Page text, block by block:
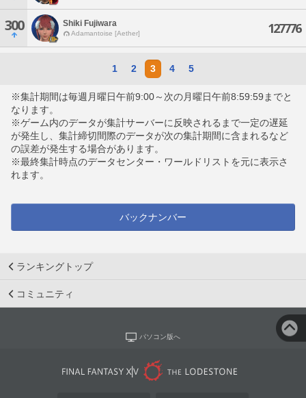
300 Shiki Fujiwara
Adamantoise [Aether] 127776
1 2 3 4 5
※集計期間は毎週月曜日午前9:00～次の月曜日午前8:59:59までと
なります。
※ゲーム内のデータが集計サーバーに反映されるまで一定の遅延
が発生し、集計締切間際のデータが次の集計期間に含まれるなど
の誤差が発生する場合があります。
※最終集計時点のデータセンター・ワールドリストを元に表示さ
れます。
バックナンバー
ランキングトップ
コミュニティ
パソコン版へ